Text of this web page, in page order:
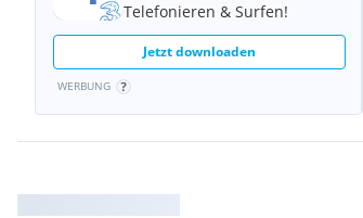
Telefonieren & Surfen!
Jetzt downloaden
WERBUNG